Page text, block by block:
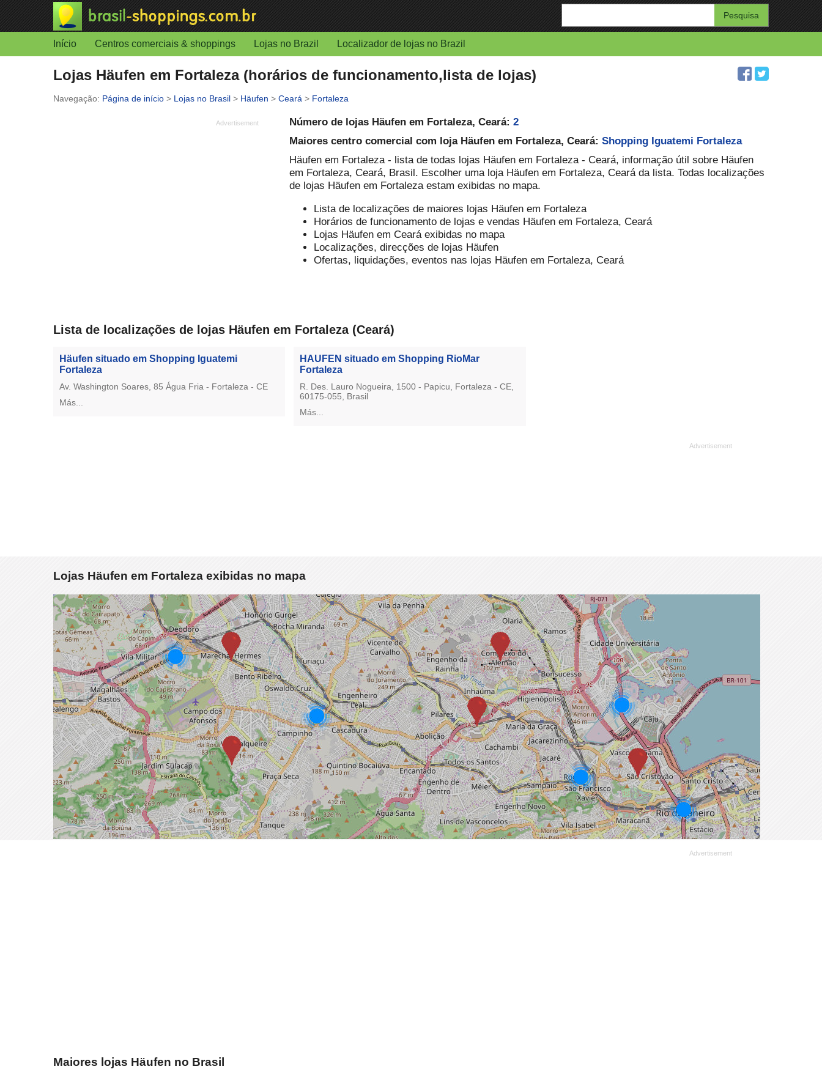
Enter
your
search
Início Centros comerciais & shoppings Lojas no Brazil Localizador de lojas no Brazil
Lojas Häufen em Fortaleza (horários de funcionamento,lista de lojas)
Página de início > Lojas no Brasil > Häufen > Ceará > Fortaleza
Número de lojas Häufen em Fortaleza, Ceará:2
Maiores centro comercial com loja Häufen em Fortaleza, Ceará:Shopping Iguatemi Fortaleza
Häufen em Fortaleza - lista de todas lojas Häufen em Fortaleza - Ceará, informação útil sobre Häufen
em Fortaleza, Ceará, Brasil. Escolher uma loja Häufen em Fortaleza, Ceará da lista. Todas localizações
de lojas Häufen em Fortaleza estam exibidas no mapa.
Lista de localizações de maiores lojas Häufen em Fortaleza
Horários de funcionamento de lojas e vendas Häufen em Fortaleza, Ceará
Lojas Häufen em Ceará exibidas no mapa
Localizações, direcções de lojas Häufen
Ofertas, liquidações, eventos nas lojas Häufen em Fortaleza, Ceará
Lista de localizações de lojas Häufen em Fortaleza (Ceará)
Häufen situado em Shopping Iguatemi
Fortaleza
Av. Washington Soares, 85 Água Fria - Fortaleza - CE
Más...
HAUFEN situado em Shopping RioMar
Fortaleza
R. Des. Lauro Nogueira, 1500 - Papicu, Fortaleza - CE,
60175-055, Brasil
Más...
Lojas Häufen em Fortaleza exibidas no mapa
Maiores lojas Häufen no Brasil